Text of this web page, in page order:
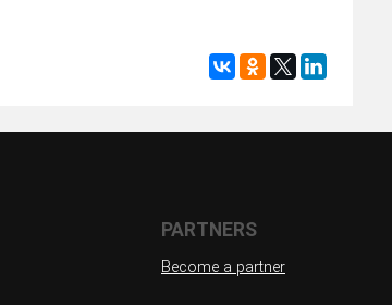
PARTNERS
Become a partner